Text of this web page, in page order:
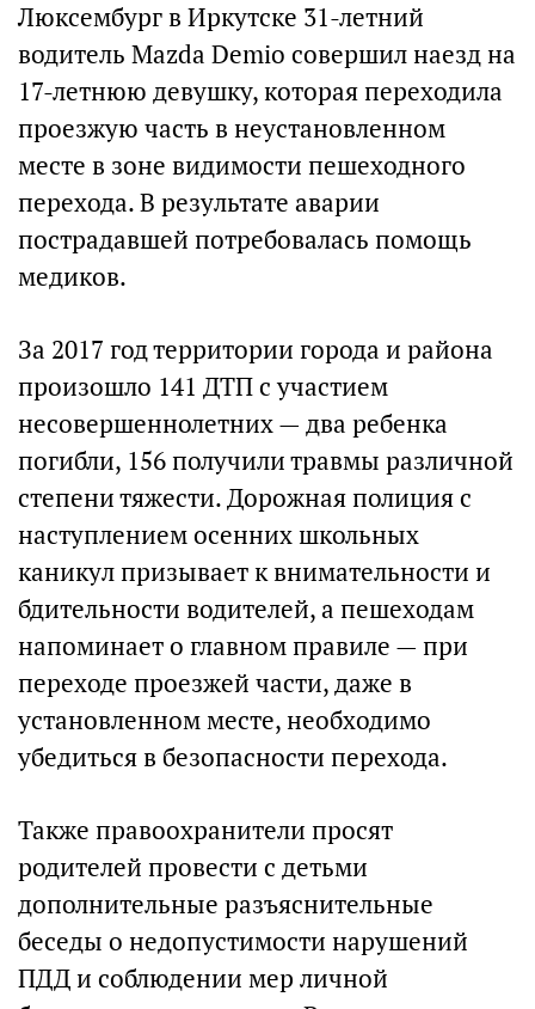
Люксембург в Иркутске 31-летний
водитель Mazda Demio совершил наезд на
17-летнюю девушку, которая переходила
проезжую часть в неустановленном
месте в зоне видимости пешеходного
перехода. В результате аварии
пострадавшей потребовалась помощь
медиков.
За 2017 год территории города и района
произошло 141 ДТП с участием
несовершеннолетних — два ребенка
погибли, 156 получили травмы различной
степени тяжести. Дорожная полиция с
наступлением осенних школьных
каникул призывает к внимательности и
бдительности водителей, а пешеходам
напоминает о главном правиле — при
переходе проезжей части, даже в
установленном месте, необходимо
убедиться в безопасности перехода.
Также правоохранители просят
родителей провести с детьми
дополнительные разъяснительные
беседы о недопустимости нарушений
ПДД и соблюдении мер личной